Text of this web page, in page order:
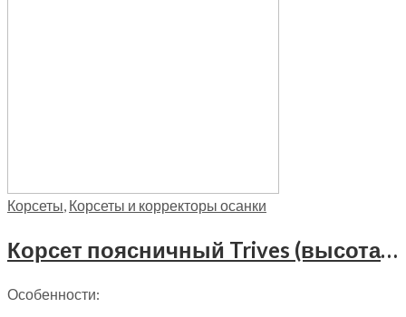
Корсеты, Корсеты и корректоры осанки
Корсет поясничный Trives (высота 25 см), Т-1502-25
Особенности: